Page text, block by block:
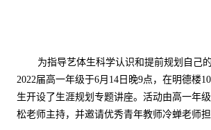
为指导艺体生科学认识和提前规划自己
2022届高一年级于6月14日晚9点，在明德楼
生开设了生涯规划专题讲座。活动由高一年
松老师主持，并邀请优秀青年教师冷蝉老师担